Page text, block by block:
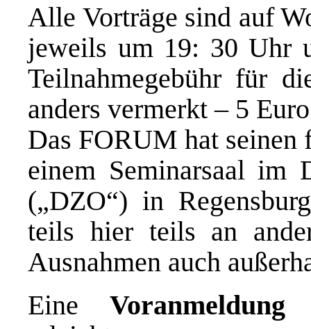
Alle Vorträge sind auf
jeweils um 19: 30 Uhr
Teilnahmegebühr für
anders vermerkt – 5
Das FORUM hat seinen
einem Seminarsaal im
(„DZO“) in
teils hier teils an
Ausnahmen auch
Eine Voranmeldung